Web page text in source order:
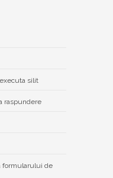
silit
raspundere
formularului de